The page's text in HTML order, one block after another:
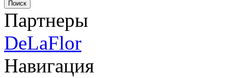
Партнеры
DeLaFlor
Навигация